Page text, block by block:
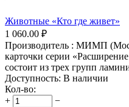
Животные «Кто где живет»
1 060.00 ₽
Производитель : МИМП
карточки серии
состоит из трех групп
Доступность: В наличии
Кол-во:
+
−